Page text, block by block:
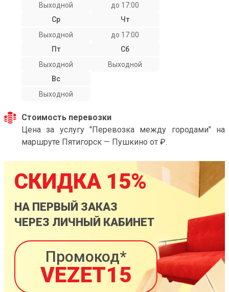
Выходной
до 17:00
Ср
Выходной
Чт
до 17:00
Пт
Выходной
Сб
Выходной
Вс
Выходной
Стоимость перевозки
Цена за услугу "Перевозка между городами" на
маршруте Пятигорск — Пушкино от ₽.
СКИДКА 15%
НА ПЕРВЫЙ ЗАКАЗ
ЧЕРЕЗ ЛИЧНЫЙ КАБИНЕТ
Промокод*
VEZET15